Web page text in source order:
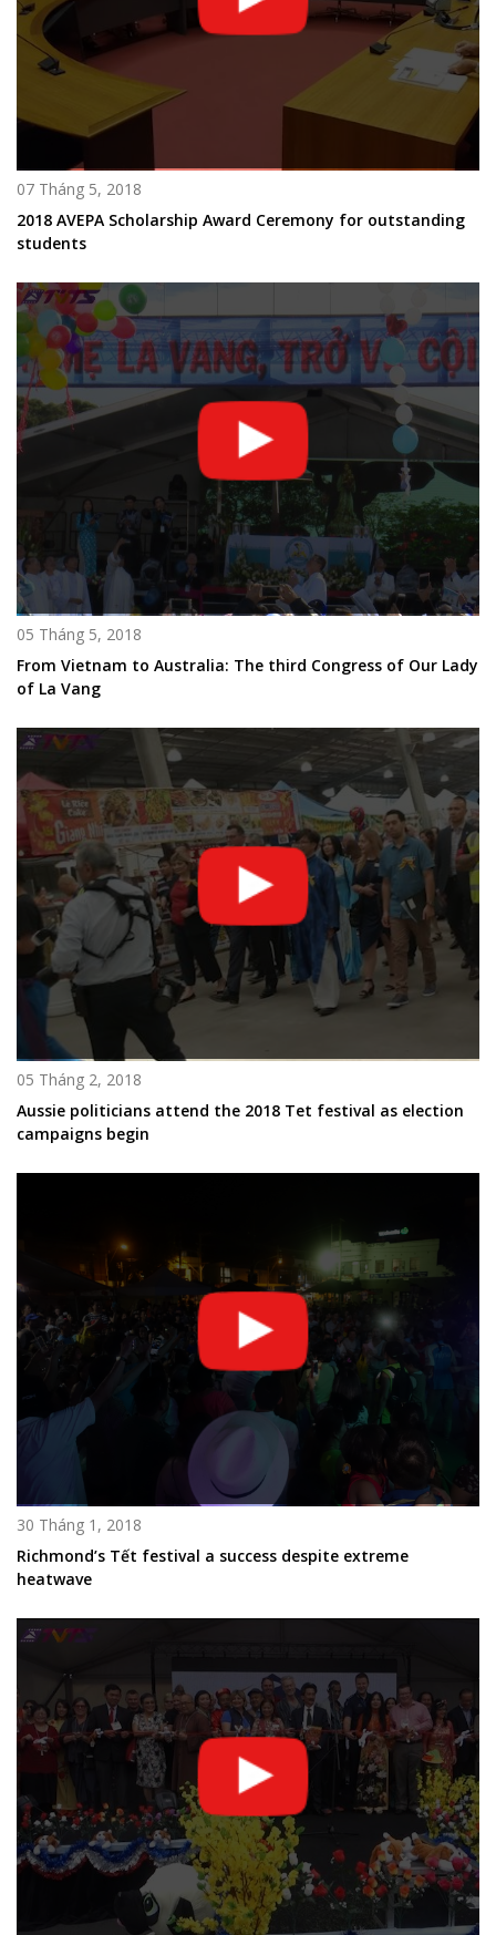
07 Tháng 5, 2018
2018 AVEPA Scholarship Award Ceremony for outstanding
students
05 Tháng 5, 2018
From Vietnam to Australia: The third Congress of Our Lady
of La Vang
05 Tháng 2, 2018
Aussie politicians attend the 2018 Tet festival as election
campaigns begin
30 Tháng 1, 2018
Richmond’s Tết festival a success despite extreme
heatwave